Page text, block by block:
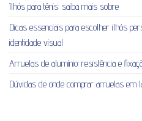
Ilhós para tênis: saiba mais sobre
Dicas essenciais para escolher ilhós
identidade visual
Arruelas de alumínio: resistência e
Dúvidas de onde comprar arruelas em